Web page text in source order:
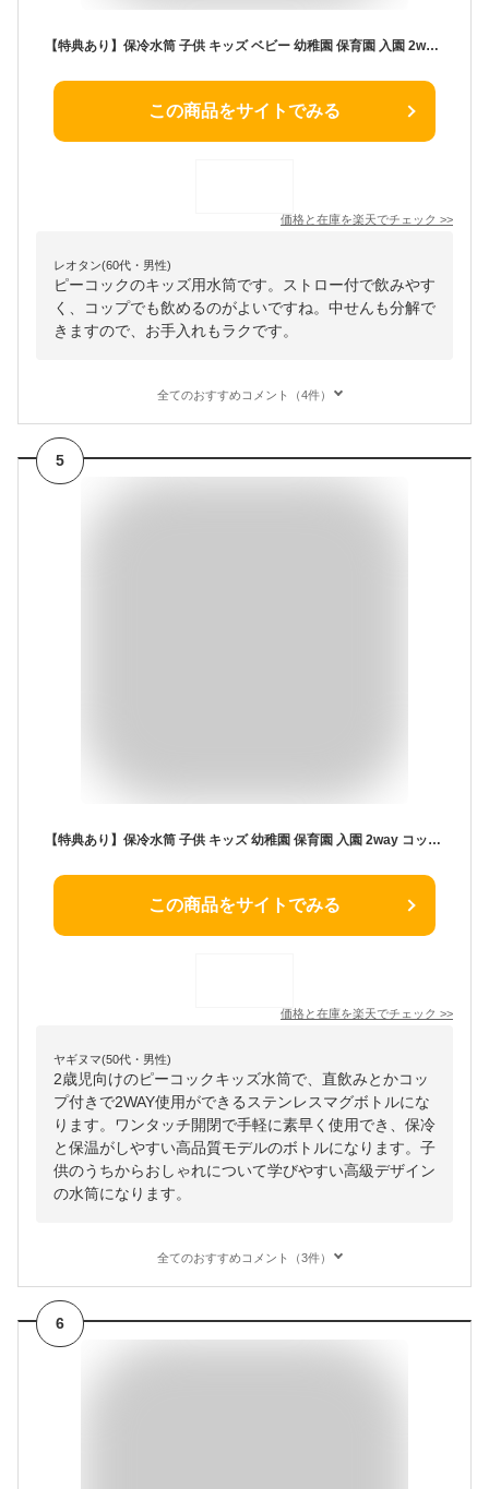
【特典あり】保冷水筒 子供 キッズ ベビー 幼稚園 保育園 入園 2way ストローマグ ストロー水筒 コップ水筒 コップ付き 400ml 360ml 保冷 保温 魔法瓶 真空断熱 ワンタッチ 肩紐付き 軽い 洗いやすい かわいい 子ども 女の子 男の子 1歳 2歳 3歳 4歳 ピーコック ASK-W41
この商品をサイトでみる
価格と在庫を楽天でチェック >>
レオタン(60代・男性)
ピーコックのキッズ用水筒です。ストロー付で飲みやす
く、コップでも飲めるのがよいですね。中せんも分解で
きますので、お手入れもラクです。
全てのおすすめコメント（4件）
5
【特典あり】保冷水筒 子供 キッズ 幼稚園 保育園 入園 2way コップ付き 直飲み 450ml 490ml 保温 保冷 小学校 魔法瓶 真空断熱 ワンタッチ 肩紐付き 紐 軽い 軽量 洗いやすい 2歳 3歳 4歳 5歳 女の子 男の子 子ども かわいい 約500ml 対応 ピーコック魔法瓶 ASN-W50
この商品をサイトでみる
価格と在庫を楽天でチェック >>
ヤギヌマ(50代・男性)
2歳児向けのピーコックキッズ水筒で、直飲みとかコッ
プ付きで2WAY使用ができるステンレスマグボトルにな
ります。ワンタッチ開閉で手軽に素早く使用でき、保冷
と保温がしやすい高品質モデルのボトルになります。子
供のうちからおしゃれについて学びやすい高級デザイン
の水筒になります。
全てのおすすめコメント（3件）
6